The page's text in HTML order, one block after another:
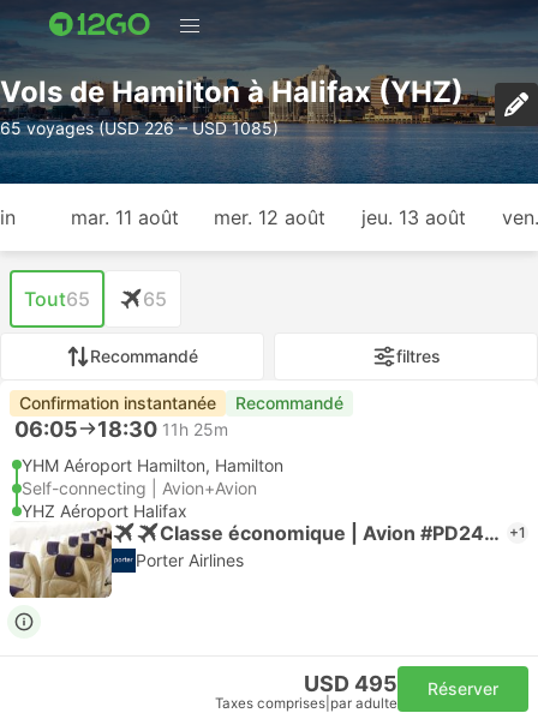
Vols de Hamilton à Halifax (YHZ)
65 voyages (USD 226 – USD 1085)
mar. 11 août mer. 12 août jeu. 13 août
Tout65 65
Recommandé filtres
Confirmation instantanée Recommandé
06:05 18:30 11h 25m
YHM Aéroport Hamilton, Hamilton
Self-connecting | Avion+Avion
YHZ Aéroport Halifax
Classe économique | Avion #PD2438 +1
Porter Airlines
USD 495
Taxes comprises par adulte
Réserver